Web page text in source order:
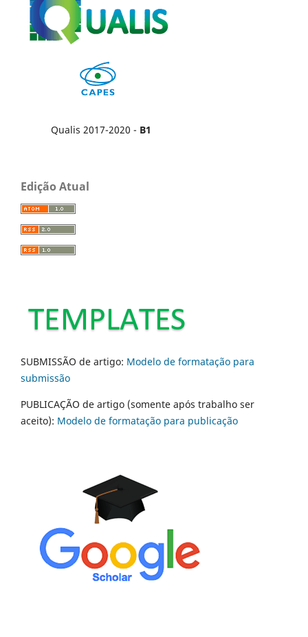
Qualis 2017-2020 - B1
Edição Atual
SUBMISSÃO de artigo: Modelo de formatação para
submissão
PUBLICAÇÃO de artigo (somente após trabalho ser
aceito): Modelo de formatação para publicação